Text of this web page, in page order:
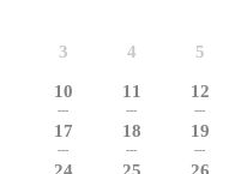
3 4 5
10
---
11
---
12
---
17
---
18
---
19
---